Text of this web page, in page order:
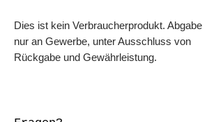
Dies ist kein Verbraucherprodukt. Abgabe
nur an Gewerbe, unter Ausschluss von
Rückgabe und Gewährleistung.